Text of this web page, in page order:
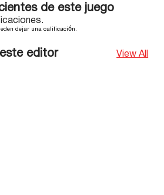
de este juego
dejar una calificación.
editor View All